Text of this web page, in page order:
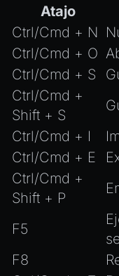
Atajo
Ctrl/Cmd + N
Ctrl/Cmd + O
Ctrl/Cmd + S
Ctrl/Cmd +
Shift + S
Ctrl/Cmd + I
Ctrl/Cmd + E
Ctrl/Cmd +
Shift + P
F5
F8
MorphTargets
Object3D
ParticleEffect
Physics
Pipeline